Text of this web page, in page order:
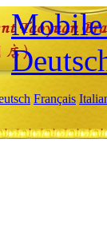
Mobile
Français